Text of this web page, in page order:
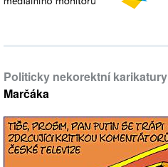
➥
Politicky nekorektní karikatury
Marčáka